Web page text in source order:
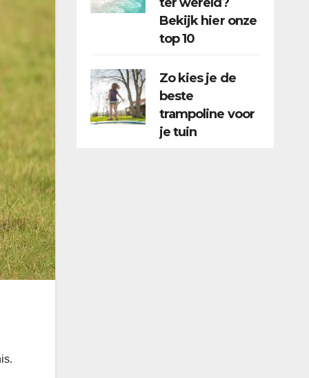
Bekijk hier onze
top 10
Zo kies je de
beste
trampoline voor
je tuin